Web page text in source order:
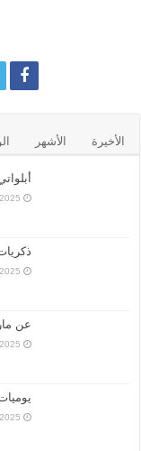
الأخيرة الأشهر
2025 يونيو 16
2025 ديسمبر 03
عن
2025 يوليو 07
2025 أبريل 13